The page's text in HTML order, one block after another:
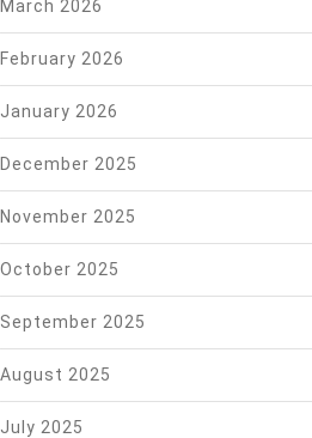
March 2026
February 2026
January 2026
December 2025
November 2025
October 2025
September 2025
August 2025
July 2025